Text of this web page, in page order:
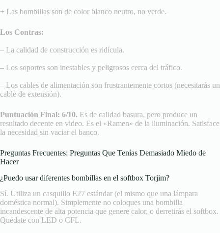
+ Las bombillas son de color blanco neutro, no verde.
Los Contras:
– La calidad de construcción es ridícula.
– Los soportes son inestables y peligrosos cerca del tráfico.
– Los cables de alimentación son frustrantemente cortos (necesitarás un
cable de extensión).
Puntuación Final: 6/10. Es de calidad basura, pero produce un
resultado decente en video. Es el «Ramen» de la iluminación. Satisface
la necesidad sin vaciar el banco.
Preguntas Frecuentes: Preguntas Que Tenías Demasiado Miedo de
Hacer
¿Puedo usar diferentes bombillas en el softbox Torjim?
Sí. Utiliza un casquillo E27 estándar (el mismo que una lámpara
doméstica normal). Simplemente no coloques una bombilla
incandescente de alta potencia que genere calor, o derretirás el softbox.
Quédate con LED o CFL.